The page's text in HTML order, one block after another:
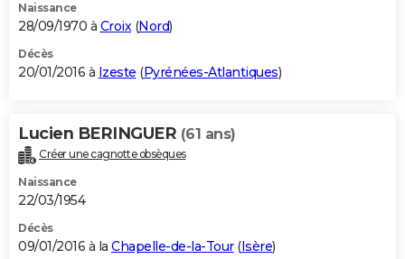
Naissance
28/09/1970 à Croix(Nord)
Décès
20/01/2016 à Izeste (Pyrénées-Atlantiques)
Lucien BERINGUER (61 ans)
Créer une cagnotte obsèques
Naissance
22/03/1954
Décès
09/01/2016 à la Chapelle-de-la-Tour(Isère)